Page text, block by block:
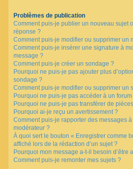
Problèmes de publication
Comment puis-je publier un nouveau sujet
réponse ?
Comment puis-je modifier ou supprimer un
Comment puis-je insérer une signature à
message ?
Comment puis-je créer un sondage ?
Pourquoi ne puis-je pas ajouter plus
sondage ?
Comment puis-je modifier ou supprimer un
Pourquoi ne puis-je pas accéder à un forum
Pourquoi ne puis-je pas transférer de
Pourquoi ai-je reçu un avertissement ?
Comment puis-je rapporter des messages à
modérateur ?
À quoi sert le bouton « Enregistrer comme
affiché lors de la rédaction d’un sujet ?
Pourquoi mon message a-t-il besoin d’être
Comment puis-je remonter mes sujets ?